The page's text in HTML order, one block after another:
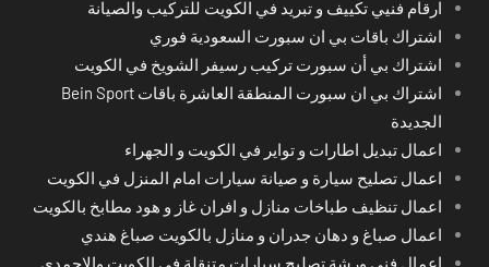
ارقام فنيي تكييف و تبريد في الكويت للتركيب والصيانة
اشتراك باقات بي ان سبورت السعودية فوري
اشتراك بي أن سبورت تركيب رسيفر الشويخ في الكويت
اشتراك بي ان سبورت المنطقة العاشرة باقات Bein Sport
الجديدة
اعمال تبديل اطارات و تواير في الكويت و الجهراء
اعمال تصليح سيارة و صيانة سيارات امام المنزل في الكويت
اعمال تنظيف طباخات منازل و افران غاز و هود مطابخ بالكويت
اعمال صباغ و دهان جدران و منازل بالكويت صباغ هندي
اعمال فني ورشة تصليح سيارات متنقلة في الكويت والاحمدي